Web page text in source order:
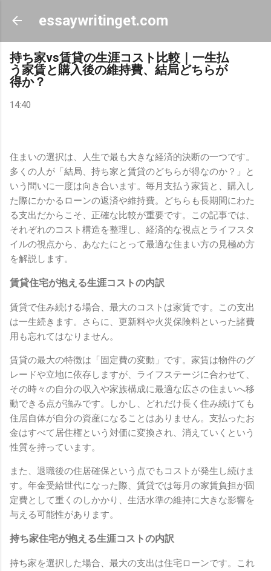
スキップしてメイン コンテンツに移動
essaywritinget.com
持ち家vs賃貸の生涯コスト比較｜一生払
う家賃と購入後の維持費、結局どちらが
得か？
14:40
住まいの選択は、人生で最も大きな経済的決断の一つです。
多くの人が「結局、持ち家と賃貸のどちらが得なのか？」と
いう問いに一度は向き合います。毎月支払う家賃と、購入し
た際にかかるローンの返済や維持費。どちらも長期間にわた
る支出だからこそ、正確な比較が重要です。この記事では、
それぞれのコスト構造を整理し、経済的な視点とライフスタ
イルの視点から、あなたにとって最適な住まい方の見極め方
を解説します。
賃貸住宅が抱える生涯コストの内訳
賃貸で住み続ける場合、最大のコストは家賃です。この支出
は一生続きます。さらに、更新料や火災保険料といった諸費
用も忘れてはなりません。
賃貸の最大の特徴は「固定費の変動」です。家賃は物件のグ
レードや立地に依存しますが、ライフステージに合わせて、
その時々の自分の収入や家族構成に最適な広さの住まいへ移
動できる点が強みです。しかし、どれだけ長く住み続けても
住居自体が自分の資産になることはありません。支払ったお
金はすべて居住権という対価に変換され、消えていくという
性質を持っています。
また、退職後の住居確保という点でもコストが発生し続けま
す。年金受給世代になった際、賃貸では毎月の家賃負担が固
定費として重くのしかかり、生活水準の維持に大きな影響を
与える可能性があります。
持ち家住宅が抱える生涯コストの内訳
持ち家を選択した場合、最大の支出は住宅ローンです。これ